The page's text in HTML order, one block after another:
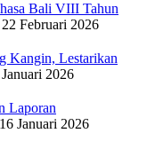
Bali VIII Tahun
22 Februari 2026
Kangin, Lestarikan
2026
Laporan
16 Januari 2026